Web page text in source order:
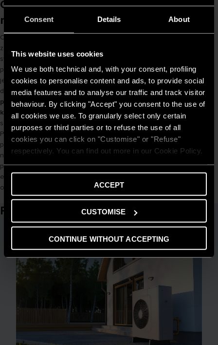
Consent Details About
This website uses cookies
We use both technical and, with your consent, profiling
cookies to personalise content and ads, to provide social
media features and to analyse our traffic and track visitor
behaviour. By clicking "Accept" you consent to the use of
all cookies we use. To granularly select only certain
purposes or third parties or to refuse the use of all
cookies you can click on "Customise" or "Refuse"
respectively. You can find out more in our Cookie Policy.
ACCEPT
CUSTOMISE
CONTINUE WITHOUT ACCEPTING
Czy montaż pomp ciepła w Poznaniu
ma sens w 2025?
Czy montaż pomp ciepła w Poznaniu nadal jest opłacalny? Jeśli
zależy Ci na obniżeniu kosztów ogrzewania, wygodnym i cichym
systemie grzewczym oraz zwiększeniu niezależności energetycznej,
pompy ciepła są dobrym kierunkiem rozwoju. Rynek urządzeń i usług
jest dojrzały, co oznacza dostępność nowoczesnych rozwiązań i
doświadczonych instalatorów.Zarówno gruntowe, hybrydowe, jak i
powietrzne pompy ciepła w Poznaniu mogą być dopasowane do
konkretnych potrzeb nieruchomości
– od kompaktowego domu
szeregowego po większy budynek jednorodzinny. Pompa ciepła w
Poznaniu to decyzja, która przynosi korzyści nie tylko dziś, ale i w
perspektywie długoterminowej. W połączeniu z fotowoltaiką pozwala
niemal całkowicie wyeliminować koszty ogrzewania. Warto więc
podejść do tematu kompleksowo – przeanalizować bilans
energetyczny, skorzystać z dostępnych form wsparcia i wybrać
odpowiednie rozwiązanie.
Powiązane artykuły